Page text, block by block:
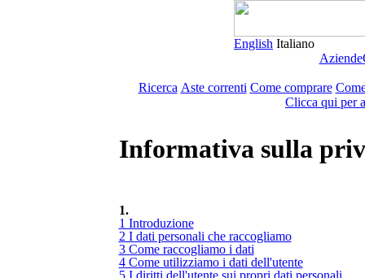
English Italiano
Aziende
Ricerca Aste correnti Come comprare
Clicca qui per
Informativa sulla
1.
1 Introduzione
2 I dati personali che raccogliamo
3 Come raccogliamo i dati
4 Come utilizziamo i dati dell'utente
5 I diritti dell'utente sui propri dati personali